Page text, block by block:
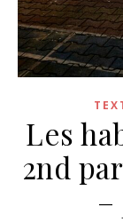
Les
2nd
–